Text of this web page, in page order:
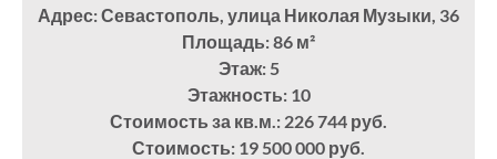
Адрес: Севастополь, улица Николая Музыки, 36
Площадь: 86 м²
Этаж: 5
Этажность: 10
Стоимость за кв.м.: 226 744 руб.
Стоимость: 19 500 000 руб.